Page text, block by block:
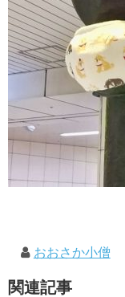
おおさか小僧
関連記事